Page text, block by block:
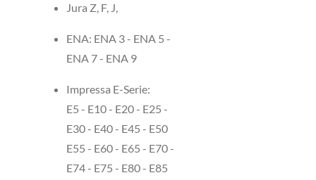
Jura Z, F, J,
ENA: ENA 3 - ENA 5 -
ENA 7 - ENA 9
Impressa E-Serie:
E5 - E10 - E20 - E25 -
E30 - E40 - E45 - E50
E55 - E60 - E65 - E70 -
E74 - E75 - E80 - E85